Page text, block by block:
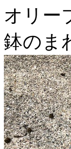
オリー
鉢のま